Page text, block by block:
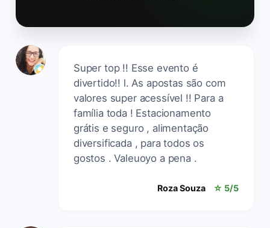
Super top !! Esse evento é
divertido!! l. As apostas são com
valores super acessível !! Para a
família toda ! Estacionamento
grátis e seguro , alimentação
diversificada , para todos os
gostos . Valeuoyo a pena .
Roza Souza ☆ 5/5